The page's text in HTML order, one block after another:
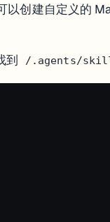
创建自定义的
到 /.agents/